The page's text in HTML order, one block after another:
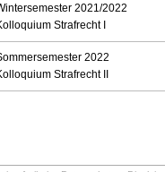
2021/2022
Strafrecht I
2022
Strafrecht II